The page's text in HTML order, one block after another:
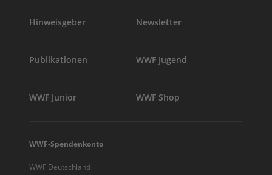
Hinweisgeber Newsletter
Publikationen WWF Jugend
WWF Junior WWF Shop
WWF-Spendenkonto
WWF Deutschland